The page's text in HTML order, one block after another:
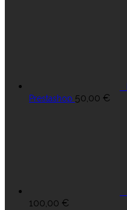
Prestashop 50,00 €
100,00 €